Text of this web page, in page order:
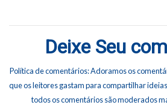
Deixe Seu
Política de comentários: Adoramos os
que os leitores gastam para compartilhar
todos os comentários são moderados